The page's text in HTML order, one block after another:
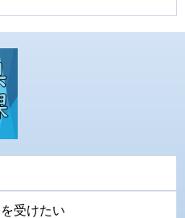
受けたい